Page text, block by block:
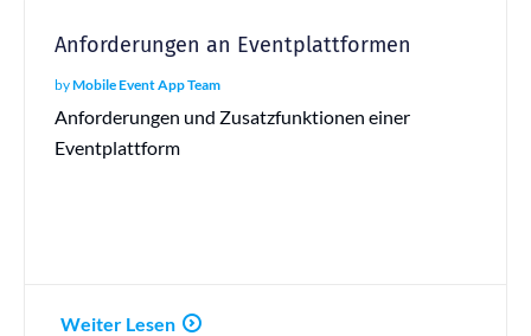
Anforderungen an Eventplattformen
byMobile Event App Team
Anforderungen und Zusatzfunktionen einer
Eventplattform
Weiter Lesen